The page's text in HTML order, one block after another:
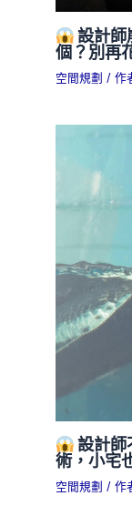
設計師
個？別再
空間規劃 / 作
設計師
術，小宅
空間規劃 / 作